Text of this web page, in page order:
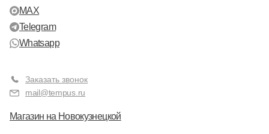
MAX
Telegram
Whatsapp
Заказать звонок
mail@tempus.ru
Магазин на Новокузнецкой